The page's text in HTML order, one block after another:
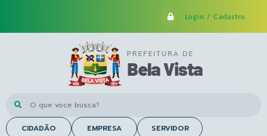
Login / Cadastro
O que voce busca?
CIDADÃO EMPRESA SERVIDOR